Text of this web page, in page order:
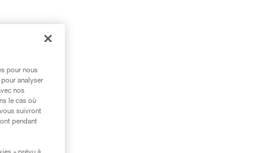
pour nous
analyser
nos
le cas où
suivront
pendant